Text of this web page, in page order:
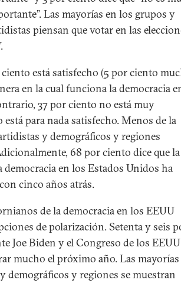
Las mayorías en los grupos y
piensan que votar en las
está satisfecho (5 por ciento
en la cual funciona la democracia
37 por ciento no está muy
para nada satisfecho. Menos de la
y demográficos y regiones
68 por ciento dice que la
en los Estados Unidos ha
cinco años atrás.
de la democracia en los EEUU
de polarización. Setenta y seis
Joe Biden y el Congreso de los
mucho el próximo año. Las mayorías
demográficos y regiones se muestran